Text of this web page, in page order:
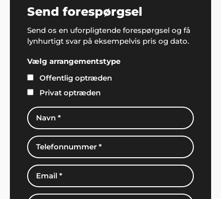
Send forespørgsel
Send os en uforpligtende forespørgsel og få
lynhurtigt svar på eksempelvis pris og dato.
Vælg arrangementstype
Offentlig optræden
Privat optræden